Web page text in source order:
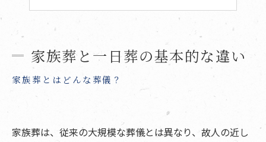
家族葬と一日葬を選ぶ際のポイント
スケジュールと手間を考慮した選択
家族葬と一日葬のメリットとデメリット
家族葬と一日葬の事例紹介
実際に選ばれた一日葬の事例
まとめ
家族葬と一日葬の基本的な違い
家族葬とはどんな葬儀？
家族葬は、従来の大規模な葬儀とは異なり、故人の近し